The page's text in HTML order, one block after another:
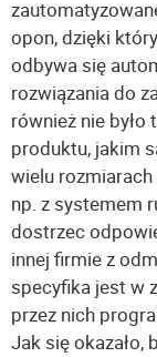
opon, dzięki
odbywa się
rozwiązania do
również nie
produktu, jakim
wielu
np. z systemem
dostrzec
innej firmie z
specyfika jest w
przez nich
Jak się okazało,